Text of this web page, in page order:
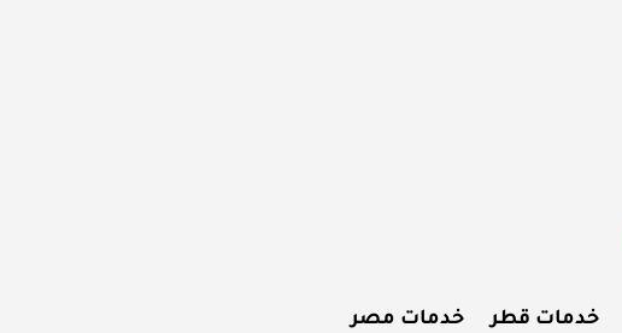
خدمات قطر خدمات مصر